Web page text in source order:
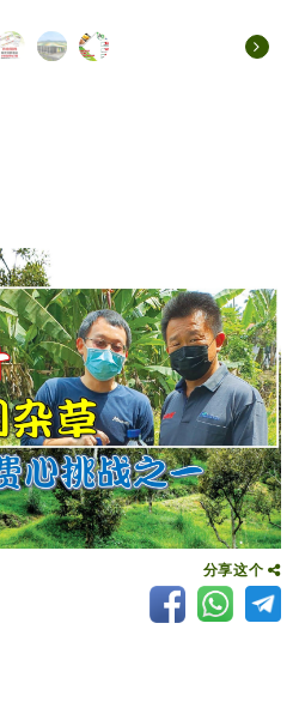
分享这个